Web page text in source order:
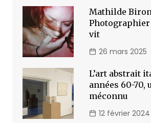
Mathilde
vit
26 mars 2025
L’art abstrait
années 60-70,
méconnu
12 février 2024